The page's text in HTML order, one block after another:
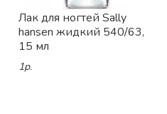
Лак для ногтей Sally
hansen жидкий 540/63,
15 мл
1р.